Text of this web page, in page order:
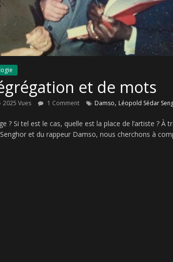
et de mots
2025 Vues 1 Comment Damso, Léopold Sédar
? Si tel est le cas, quelle est la place de l’artiste ? À
et du rappeur Damso, nous cherchons à